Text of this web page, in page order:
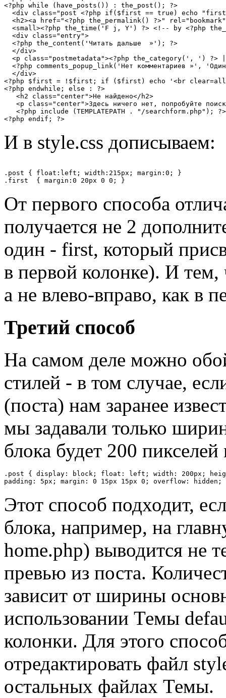
<?php while (have_posts()) : the_post(); ?>
<div class="post <?php if($first == true) echo
<h2><a href="<?php the_permalink() ?>"
<small><?php the_time('F j, Y') ?> <!-- by <?php
  <div class="entry">
  <?php the_content('Читать дальше  »'); ?>
  </div>
<p class="postmetadata"><?php the_category(', ') ?>
<?php comments_popup_link('Нет комментариев »',
  </div>
<?php $first = !$first; if ($first) echo '<br
<?php endwhile; else : ?>
   <h2 class="center">Не найдено</h2>
<p class="center">Здесь ничего нет, попробуйте
   <?php include (TEMPLATEPATH . "/searchform.php"); ?>
И в style.css дописываем:
.post { float:left; width:215px; margin:0; }
От первого способа
получается не 2
один - first, который
в первой колонке). И тем,
а не влево-вправо, как в
Третий способ
На самом деле можно
стилей - в том случае,
(поста) нам заранее
мы задавали только
блока будет 200
.post { display: block; float: left; width: 200px;
padding: 5px; margin: 0 15px 15px 0; overflow: hidden;
Этот способ подходит,
блока, например, на
home.php) выводится не
превью из поста.
зависит от ширины
использовании Темы
колонки. Для этого
отредактировать файл
остальных файлах Темы.